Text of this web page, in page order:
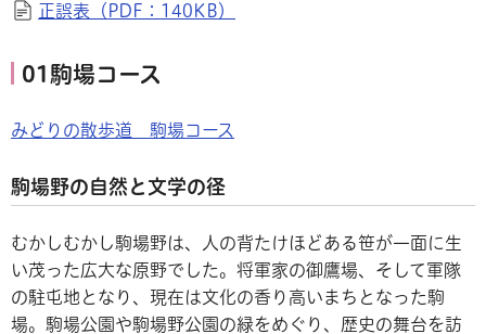
正誤表（PDF：140KB）
01駒場コース
みどりの散歩道 駒場コース
駒場野の自然と文学の径
むかしむかし駒場野は、人の背たけほどある笹が一面に生
い茂った広大な原野でした。将軍家の御鷹場、そして軍隊
の駐屯地となり、現在は文化の香り高いまちとなった駒
場。駒場公園や駒場野公園の緑をめぐり、歴史の舞台を訪